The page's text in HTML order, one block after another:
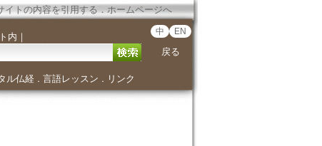
イトの内容を引用する．ホームページへ
内 ｜ 中 EN
戻る
ル仏経． 言語レッスン ． リンク